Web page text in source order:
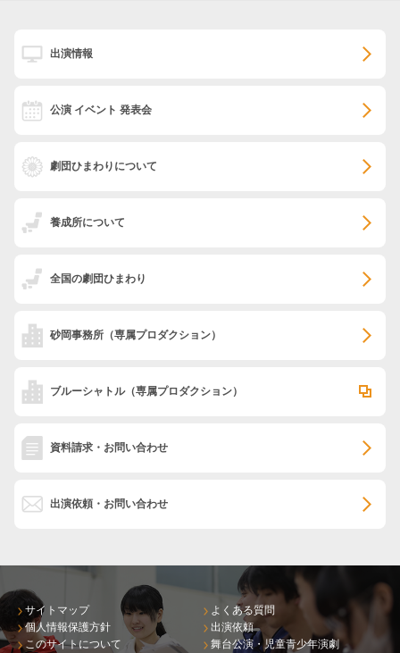
出演情報
公演 イベント 発表会
劇団ひまわりについて
養成所について
全国の劇団ひまわり
砂岡事務所 （専属プロダクション）
ブルーシャトル（専属プロダクション）
資料請求・お問い合わせ
出演依頼・お問い合わせ
サイトマップ
個人情報保護方針
このサイトについて
よくある質問
出演依頼
舞台公演・児童青少年演劇